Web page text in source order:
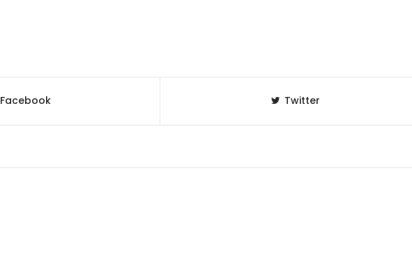
Facebook Twitter